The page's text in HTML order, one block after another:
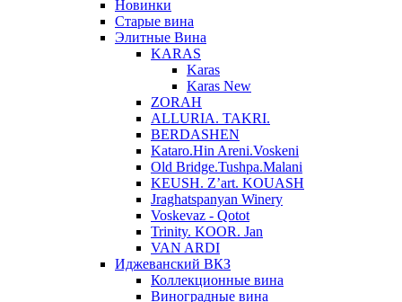
Новинки
Старые вина
Элитные Вина
KARAS
Karas
Karas New
ZORAH
ALLURIA. TAKRI.
BERDASHEN
Kataro.Hin Areni.Voskeni
Old Bridge.Tushpa.Malani
KEUSH. Z’art. KOUASH
Jraghatspanyan Winery
Voskevaz - Qotot
Trinity. KOOR. Jan
VAN ARDI
Иджеванский ВКЗ
Коллекционные вина
Виноградные вина